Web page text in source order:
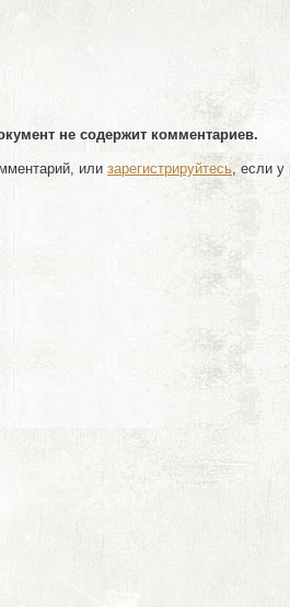
не содержит комментариев.
или зарегистрируйтесь , если у